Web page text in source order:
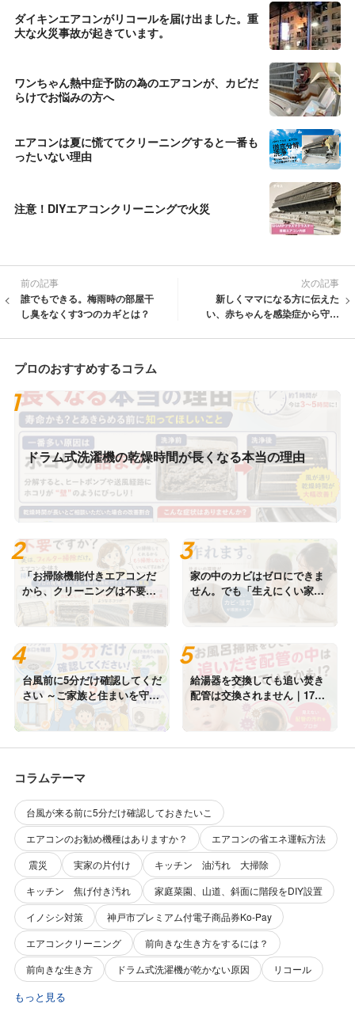
ダイキンエアコンがリコールを届け出ました。重
大な火災事故が起きています。
ワンちゃん熱中症予防の為のエアコンが、カビだ
らけでお悩みの方へ
エアコンは夏に慌ててクリーニングすると一番も
ったいない理由
注意！DIYエアコンクリーニングで火災
前の記事
誰でもできる。梅雨時の部屋干
し臭をなくす3つのカギとは？
次の記事
新しくママになる方に伝えた
い、赤ちゃんを感染症から守る
プロのおすすめするコラム
ドラム式洗濯機の乾燥時間が長くなる本当の理由
「お掃除機能付きエアコンだ
から、クリーニングは不要で
すか？」
家の中のカビはゼロにできま
せん。でも「生えにくい家」
は作れます。
台風前に5分だけ確認してくだ
さい ～ご家族と住まいを守る
ためにできること～
給湯器を交換しても追い焚き
配管は交換されません｜17年
間洗浄していない風呂釜配管
を洗浄した事例
コラムテーマ
台風が来る前に5分だけ確認しておきたいこ
エアコンのお勧め機種はありますか？
エアコンの省エネ運転方法
震災
実家の片付け
キッチン 油汚れ 大掃除
キッチン 焦げ付き汚れ
家庭菜園、山道、斜面に階段をDIY設置
イノシシ対策
神戸市プレミアム付電子商品券Ko-Pay
エアコンクリーニング
前向きな生き方をするには？
前向きな生き方
ドラム式洗濯機が乾かない原因 リコール
もっと見る